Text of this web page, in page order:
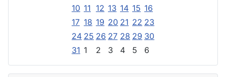
10 11 12 13 14 15 16
17 18 19 20 21 22 23
24 25 26 27 28 29 30
31 1 2 3 4 5 6